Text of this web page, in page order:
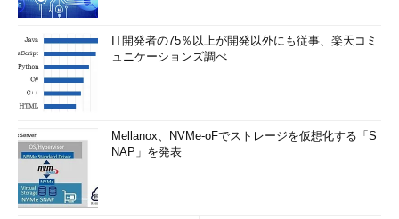
クロソフトの方針」（サポート技術情報）
ディスクを複製してからSIDを変更する
この方法を簡単にまとめると、ディスクの内容を丸ごと複製
（クローニング）して起動させるが、最初に「ツールを使って
SIDを強制的に書き換え」、再起動後にコンピュータ名やネット
ワークなどが衝突しないように再設定するというものである。
SIDとは、Windows OS内部で、オブジェクトを識別するため
に利用されているID番号のことである（TIPS「
IT開発者の75％以上が開発以外にも従事、楽天コミ
ュニケーションズ調べ
Mellanox、NVMe-oFでストレージを仮想化する「S
NAP」を発表